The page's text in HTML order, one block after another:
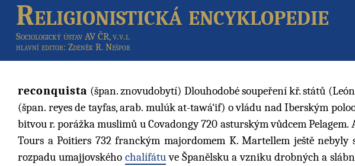
Religionistická encyklopedie
Sociologický ústav AV ČR, v.v.i.
hlavní editor: Zdeněk R. Nešpor
reconquista (špan. znovudobytí) Dlouhodobé soupeření kř. států
(špan. reyes de tayfas, arab. mulúk at-tawá‘if) o vládu nad Iberským
bitvou r. porážka muslimů u Covadongy 720 asturským vůdcem
Tours a Poitiers 732 franckým majordomem K. Martellem ještě nebyly
rozpadu umajjovského chalífátuve Španělsku a vzniku drobných a